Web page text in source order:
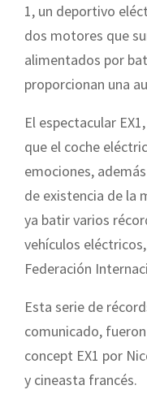
1, un deportivo
dos motores que
alimentados por
proporcionan una
El espectacular
que el coche
emociones,
de existencia de la
ya batir varios
vehículos
Federación
Esta serie de
comunicado,
concept EX1 por
y cineasta francés.